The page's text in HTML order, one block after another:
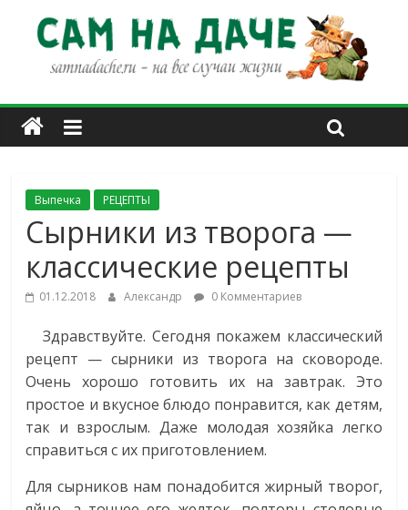
Выпечка РЕЦЕПТЫ
Сырники из творога —
классические рецепты
01.12.2018 Александр 0 Комментариев
Здравствуйте. Сегодня покажем классический
рецепт — сырники из творога на сковороде.
Очень хорошо готовить их на завтрак. Это
простое и вкусное блюдо понравится, как детям,
так и взрослым. Даже молодая хозяйка легко
справиться с их приготовлением.
Для сырников нам понадобится жирный творог,